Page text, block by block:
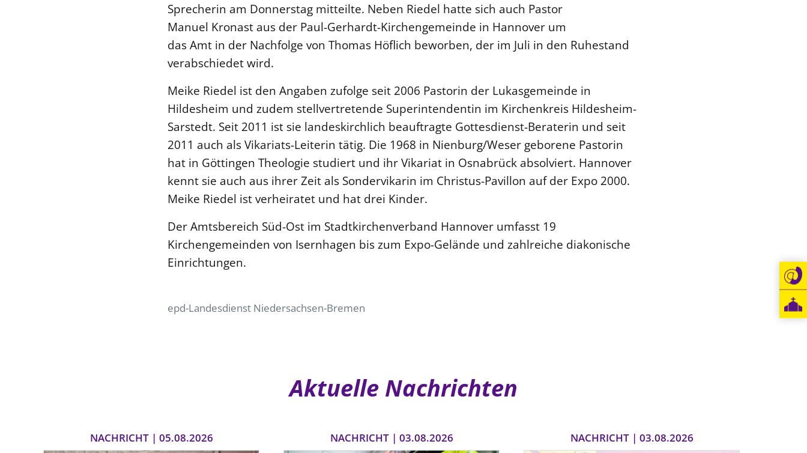
Sprecherin am Donnerstag mitteilte. Neben Riedel hatte sich auch Pastor
Manuel Kronast aus der Paul-Gerhardt-Kirchengemeinde in Hannover um
das Amt in der Nachfolge von Thomas Höflich beworben, der im Juli in den Ruhestand
verabschiedet wird.
Meike Riedel ist den Angaben zufolge seit 2006 Pastorin der Lukasgemeinde in
Hildesheim und zudem stellvertretende Superintendentin im Kirchenkreis Hildesheim-
Sarstedt. Seit 2011 ist sie landeskirchlich beauftragte Gottesdienst-Beraterin und seit
2011 auch als Vikariats-Leiterin tätig. Die 1968 in Nienburg/Weser geborene Pastorin
hat in Göttingen Theologie studiert und ihr Vikariat in Osnabrück absolviert. Hannover
kennt sie auch aus ihrer Zeit als Sondervikarin im Christus-Pavillon auf der Expo 2000.
Meike Riedel ist verheiratet und hat drei Kinder.
Der Amtsbereich Süd-Ost im Stadtkirchenverband Hannover umfasst 19
Kirchengemeinden von Isernhagen bis zum Expo-Gelände und zahlreiche diakonische
Einrichtungen.
epd-Landesdienst Niedersachsen-Bremen
Aktuelle Nachrichten
NACHRICHT | 05.08.2026 NACHRICHT | 03.08.2026 NACHRICHT | 03.08.2026